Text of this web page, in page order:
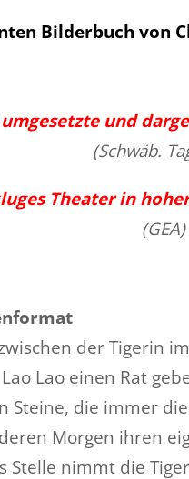
Bilderbuch von
und
(Schwäb.
Theater in
(GEA)
der Tigerin
Lao einen Rat
Steine, die immer
Morgen ihren
Stelle nimmt die